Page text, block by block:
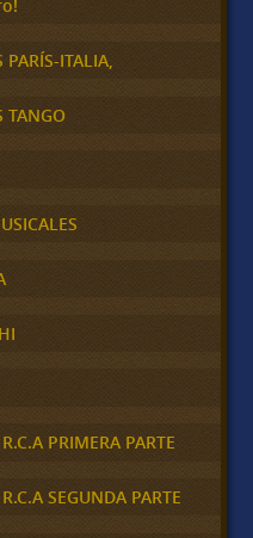
PARÍS-ITALIA,
TANGO
PRIMERA PARTE
SEGUNDA PARTE